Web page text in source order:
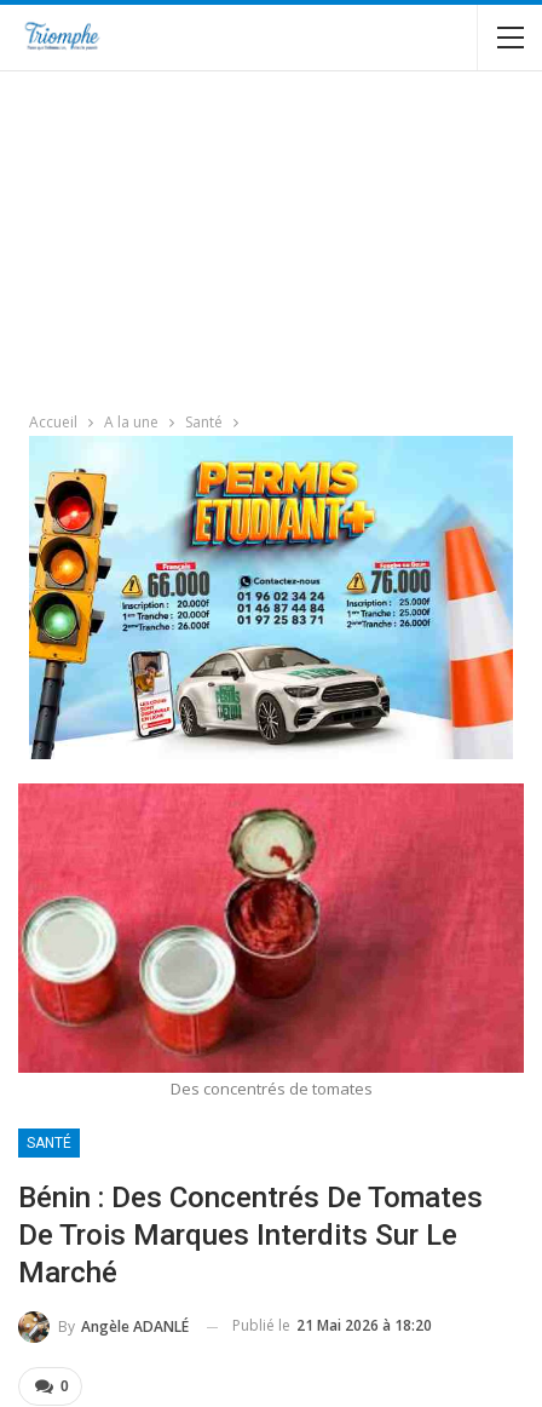
Accueil A la une Santé
Des concentrés de tomates
SANTÉ
Bénin : Des Concentrés De Tomates
De Trois Marques Interdits Sur Le
Marché
By Angèle ADANLÉ Publié le 21 Mai 2026 à 18:20
0